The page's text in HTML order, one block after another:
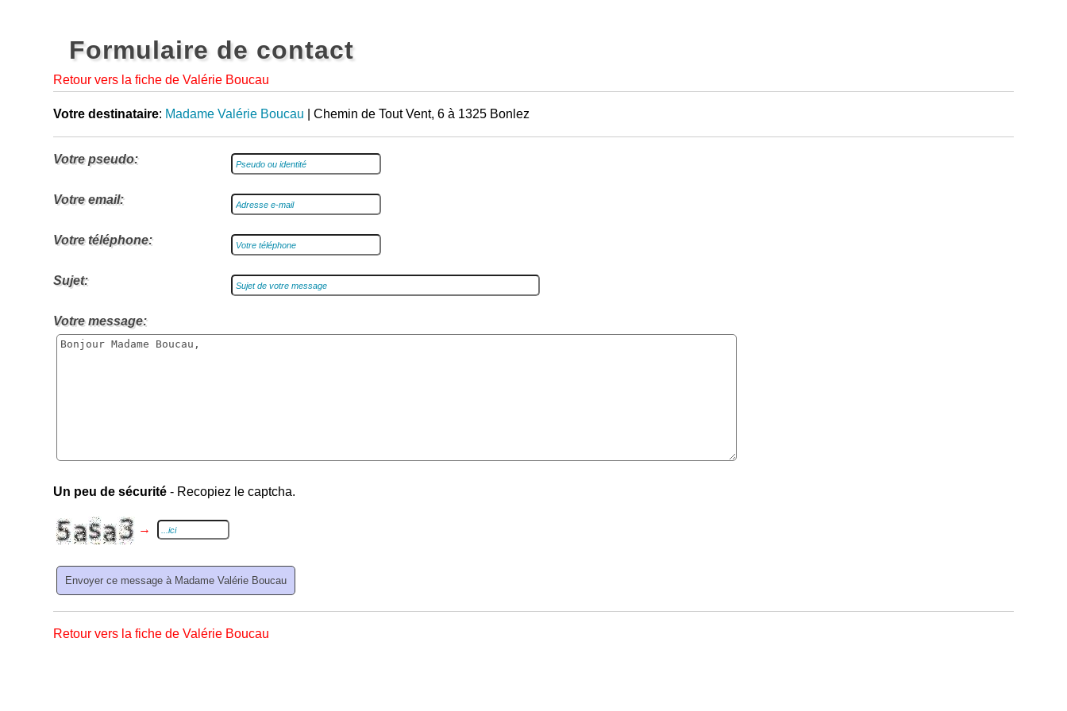
Formulaire de contact
Retour vers la fiche de Valérie Boucau
Votre destinataire: Madame Valérie Boucau | Chemin de Tout Vent, 6 à 1325 Bonlez
Votre pseudo:
Votre email:
Votre téléphone:
Sujet:
Votre message:
Un peu de sécurité - Recopiez le captcha.
→
Retour vers la fiche de Valérie Boucau